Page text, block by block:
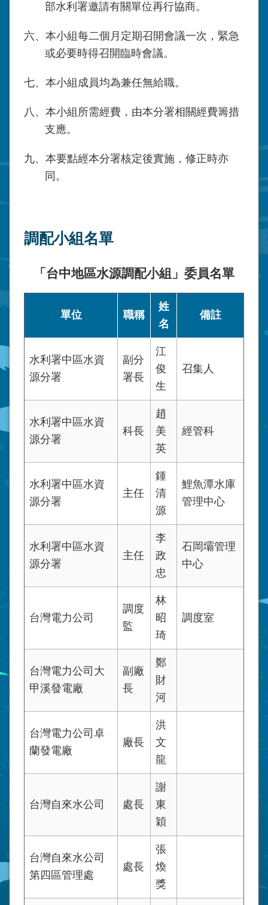
部水利署邀請有關單位再行協商。
六、本小組每二個月定期召開會議一次，緊急
或必要時得召開臨時會議。
七、本小組成員均為兼任無給職。
八、本小組所需經費，由本分署相關經費籌措
支應。
九、本要點經本分署核定後實施，修正時亦
同。
調配小組名單
單位 職稱
姓
名
備註
「台中地區水源調配小組」委員名單
水利署中區水資
源分署
副分
署長
江
俊
生
召集人
水利署中區水資
源分署
科長
趙
美
英
經管科
水利署中區水資
源分署
主任
鍾
清
源
鯉魚潭水庫
管理中心
水利署中區水資
源分署
主任
李
政
忠
石岡壩管理
中心
台灣電力公司
調度
監
林
昭
琦
調度室
台灣電力公司大
甲溪發電廠
副廠
長
鄭
財
河
台灣電力公司卓
蘭發電廠
廠長
洪
文
龍
台灣自來水公司 處長
謝
東
穎
台灣自來水公司
第四區管理處
處長
張
煥
獎